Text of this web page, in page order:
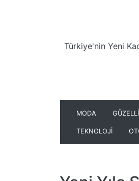
Türkiye'nin Yeni
MODA
TEKNOLOJİ